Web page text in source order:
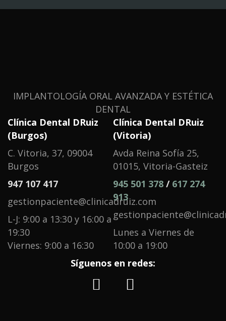
IMPLANTOLOGÍA ORAL AVANZADA Y ESTÉTICA
DENTAL
Clínica Dental DRuiz
(Burgos)
C. Vitoria, 37, 09004
Burgos
947 107 417
gestionpaciente@clinicadruiz.com
L-J: 9:00 a 13:30 y 16:00 a
19:30
Viernes: 9:00 a 16:30
Clínica Dental DRuiz
(Vitoria)
Avda Reina Sofía 25,
01015, Vitoria-Gasteiz
945 501 378 / 617 274
913
Lunes a Viernes de
10:00 a 19:00
Síguenos en redes: